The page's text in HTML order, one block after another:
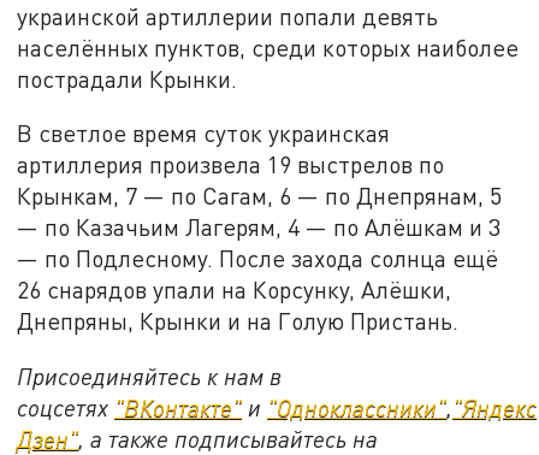
украинской артиллерии попали девять
населённых пунктов, среди которых наиболее
пострадали Крынки.
В светлое время суток украинская
артиллерия произвела 19 выстрелов по
Крынкам, 7 — по Сагам, 6 — по Днепрянам, 5
— по Казачьим Лагерям, 4 — по Алёшкам и 3
— по Подлесному. После захода солнца ещё
26 снарядов упали на Корсунку, Алёшки,
Днепряны, Крынки и на Голую Пристань.
Присоединяйтесь к нам в
соцсетях "ВКонтакте" и "Одноклассники", "Яндекс
Дзен", а также подписывайтесь на